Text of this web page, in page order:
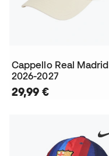
Cappello Real Madrid
2026-2027
29,99 €